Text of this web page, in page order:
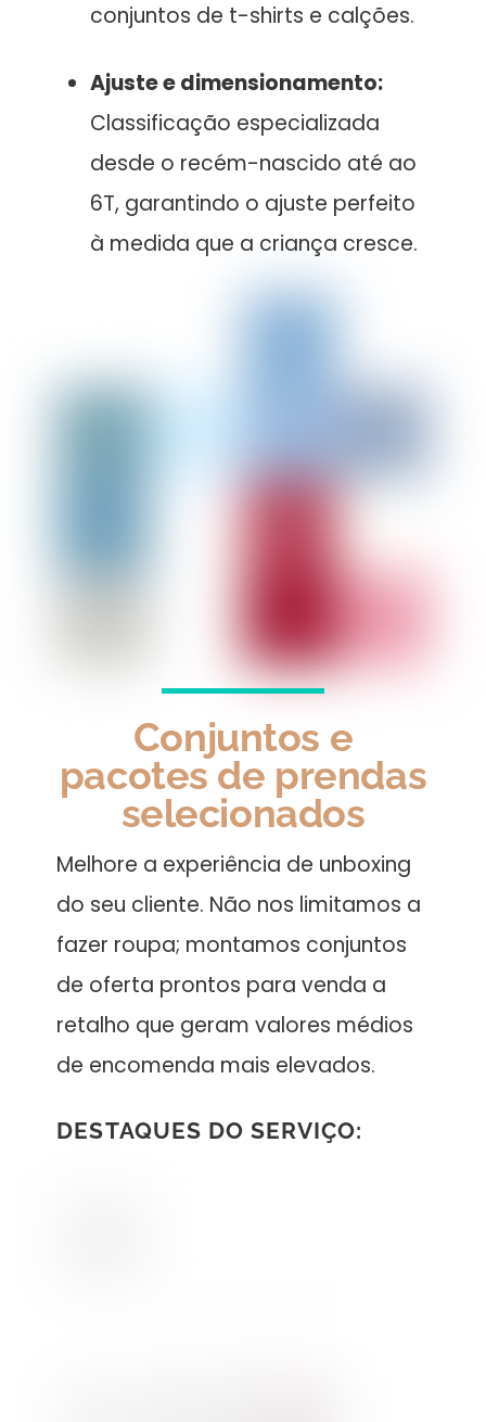
conjuntos de t-shirts e calções.
Ajuste e dimensionamento:
Classificação especializada
desde o recém-nascido até ao
6T, garantindo o ajuste perfeito
à medida que a criança cresce.
Conjuntos e
pacotes de prendas
selecionados
Melhore a experiência de unboxing
do seu cliente. Não nos limitamos a
fazer roupa; montamos conjuntos
de oferta prontos para venda a
retalho que geram valores médios
de encomenda mais elevados.
DESTAQUES DO SERVIÇO: